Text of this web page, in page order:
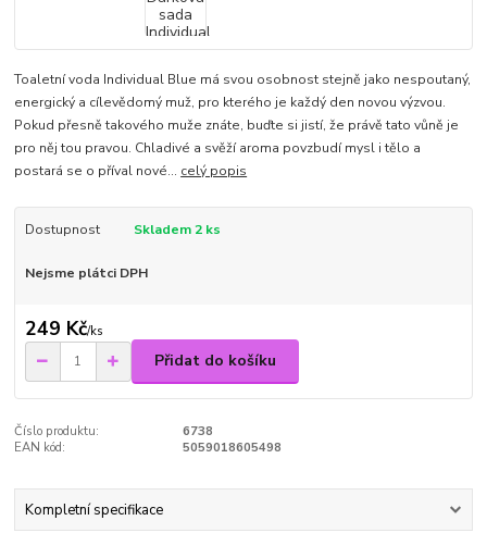
Toaletní voda Individual Blue má svou osobnost stejně jako nespoutaný,
energický a cílevědomý muž, pro kterého je každý den novou výzvou.
Pokud přesně takového muže znáte, buďte si jistí, že právě tato vůně je
pro něj tou pravou. Chladivé a svěží aroma povzbudí mysl i tělo a
postará se o příval nové... celý popis
Dostupnost Skladem 2 ks
Nejsme plátci DPH
249 Kč/ks
Přidat do košíku
Číslo produktu:
6738
EAN kód:
5059018605498
Kompletní specifikace